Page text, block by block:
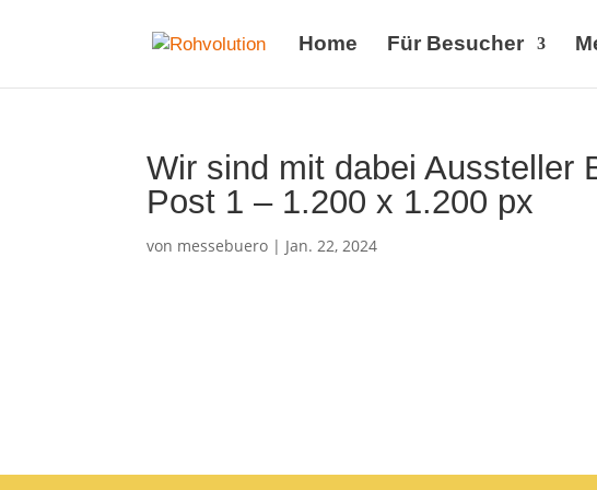
Home Für Besucher
Wir sind mit dabei Aussteller
Post 1 – 1.200 x 1.200 px
von messebuero | Jan. 22, 2024